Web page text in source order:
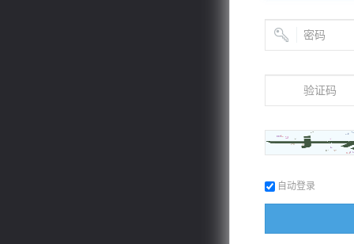
自动登录